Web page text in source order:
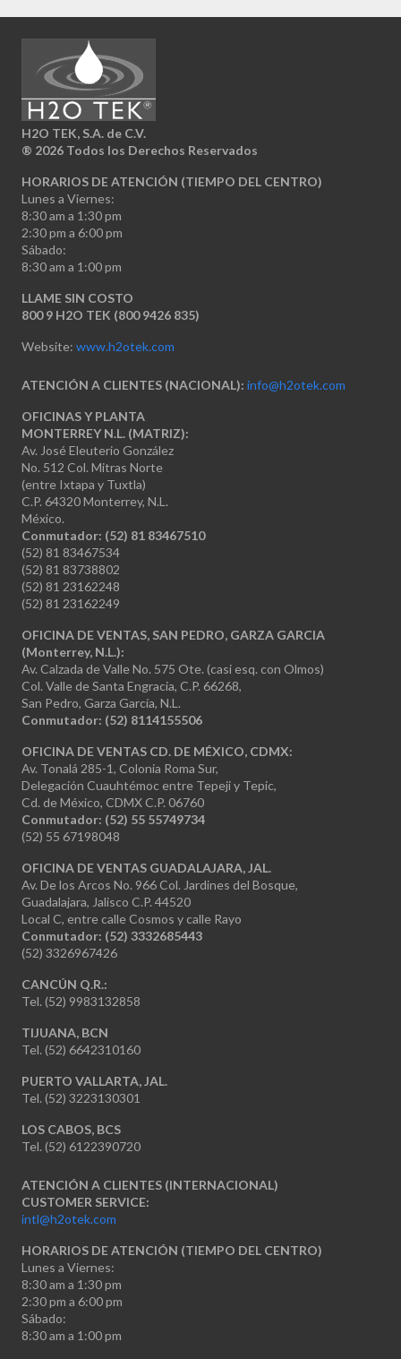
H2O TEK, S.A. de C.V.
® 2026 Todos los Derechos Reservados
HORARIOS DE ATENCIÓN (TIEMPO DEL CENTRO)
Lunes a Viernes:
8:30 am a 1:30 pm
2:30 pm a 6:00 pm
Sábado:
8:30 am a 1:00 pm
LLAME SIN COSTO
800 9 H2O TEK (800 9426 835)
Website: www.h2otek.com
ATENCIÓN A CLIENTES (NACIONAL): info@h2otek.com
OFICINAS Y PLANTA
MONTERREY N.L. (MATRIZ):
Av. José Eleuterio González
No. 512 Col. Mitras Norte
(entre Ixtapa y Tuxtla)
C.P. 64320 Monterrey, N.L.
México.
Conmutador: (52) 81 83467510
(52) 81 83467534
(52) 81 83738802
(52) 81 23162248
(52) 81 23162249
OFICINA DE VENTAS, SAN PEDRO, GARZA GARCIA
(Monterrey, N.L.):
Av. Calzada de Valle No. 575 Ote. (casi esq. con Olmos)
Col. Valle de Santa Engracia, C.P. 66268,
San Pedro, Garza García, N.L.
Conmutador: (52) 8114155506
OFICINA DE VENTAS CD. DE MÉXICO, CDMX:
Av. Tonalá 285-1, Colonia Roma Sur,
Delegación Cuauhtémoc entre Tepeji y Tepic,
Cd. de México, CDMX C.P. 06760
Conmutador: (52) 55 55749734
(52) 55 67198048
OFICINA DE VENTAS GUADALAJARA, JAL.
Av. De los Arcos No. 966 Col. Jardines del Bosque,
Guadalajara, Jalisco C.P. 44520
Local C, entre calle Cosmos y calle Rayo
Conmutador: (52) 3332685443
(52) 3326967426
CANCÚN Q.R.:
Tel. (52) 9983132858
TIJUANA, BCN
Tel. (52) 6642310160
PUERTO VALLARTA, JAL.
Tel. (52) 3223130301
LOS CABOS, BCS
Tel. (52) 6122390720
ATENCIÓN A CLIENTES (INTERNACIONAL)
CUSTOMER SERVICE:
intl@h2otek.com
HORARIOS DE ATENCIÓN (TIEMPO DEL CENTRO)
Lunes a Viernes:
8:30 am a 1:30 pm
2:30 pm a 6:00 pm
Sábado:
8:30 am a 1:00 pm